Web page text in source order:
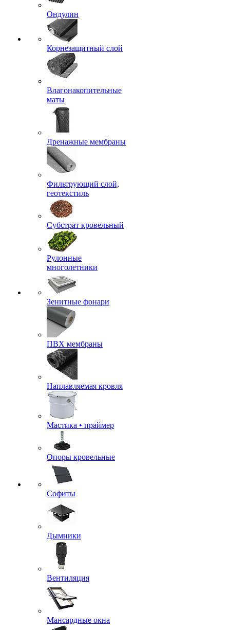
Ондулин
Корнезащитный слой
Влагонакопительные
маты
Дренажные мембраны
Фильтрующий слой,
геотекстиль
Субстрат кровельный
Рулонные
многолетники
Зенитные фонари
ПВХ мембраны
Наплавляемая кровля
Мастика • праймер
Опоры кровельные
Софиты
Дымники
Вентиляция
Мансардные окна